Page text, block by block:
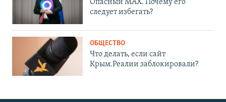
Опасный MAX. Почему его
следует избегать?
ОБЩЕСТВО
Что делать, если сайт
Крым.Реалии заблокировали?